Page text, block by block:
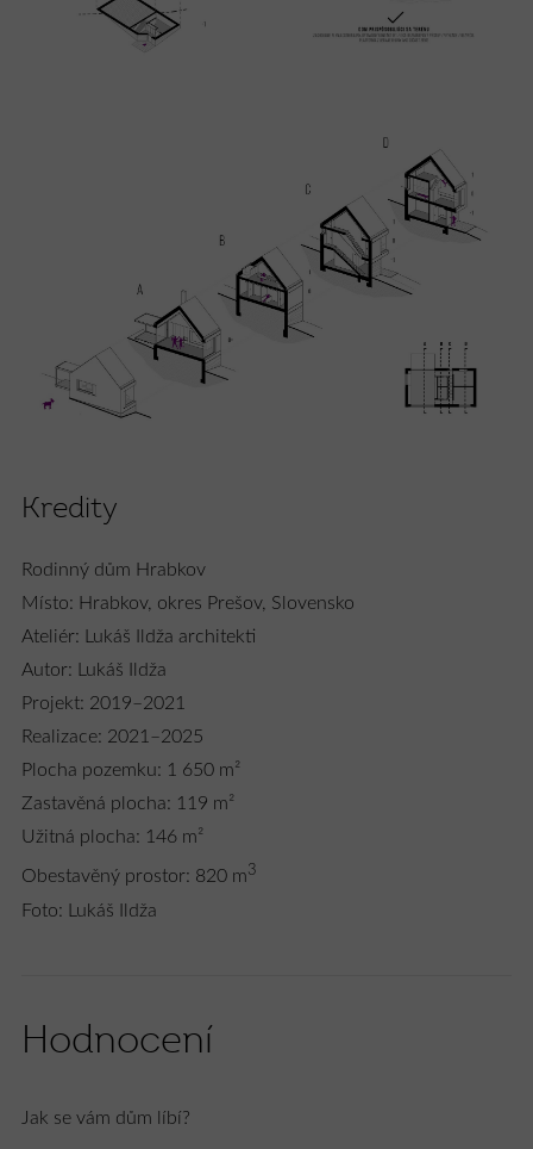
Kredity
Rodinný dům Hrabkov
Místo: Hrabkov, okres Prešov, Slovensko
Ateliér: Lukáš Ildža architekti
Autor: Lukáš Ildža
Projekt: 2019–2021
Realizace: 2021–2025
Plocha pozemku: 1 650 m²
Zastavěná plocha: 119 m²
Užitná plocha: 146 m²
Obestavěný prostor: 820 m3
Foto: Lukáš Ildža
Hodnocení
Jak se vám dům líbí?